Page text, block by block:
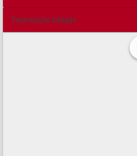
Technische Details